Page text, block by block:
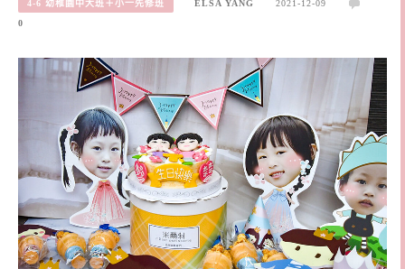
4-6 幼稚園中大班＋小一先修班 ELSA YANG
2021-12-09
0